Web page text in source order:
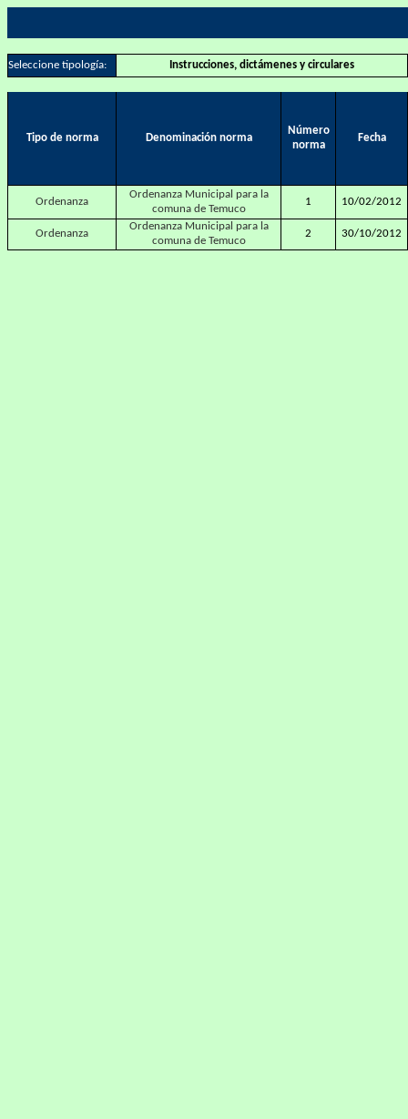
Seleccione tipología: Instrucciones, dictámenes y circulares
Tipo de norma Denominación norma
Número
norma
Fecha
Ordenanza
Ordenanza Municipal para la
comuna de Temuco
1 10/02/2012
Ordenanza
Ordenanza Municipal para la
comuna de Temuco
2 30/10/2012